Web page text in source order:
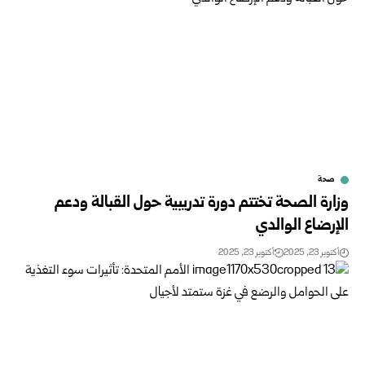
صحة
وزارة الصحة تختتم دورة تدريبية حول القبالة ودعم
الإرضاع الوالدي
أكتوبر 23, 2025 أكتوبر 23, 2025